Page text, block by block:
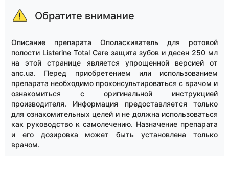
Обратите внимание
Описание препарата Ополаскиватель для ротовой
полости Listerine Total Care защита зубов и десен 250 мл
на этой странице является упрощенной версией от
anc.ua. Перед приобретением или использованием
препарата необходимо проконсультироваться с врачом и
ознакомиться с оригинальной инструкцией
производителя. Информация предоставляется только
для ознакомительных целей и не должна использоваться
как руководство к самолечению. Назначение препарата
и его дозировка может быть установлена только
врачом.